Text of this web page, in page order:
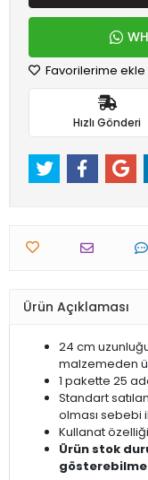
Favorilerime ekle
Hızlı Gönderi
Ürün Açıklaması
24 cm
malzemeden
1 pakette 25
Standart
olması sebebi
Kullanat
Ürün stok